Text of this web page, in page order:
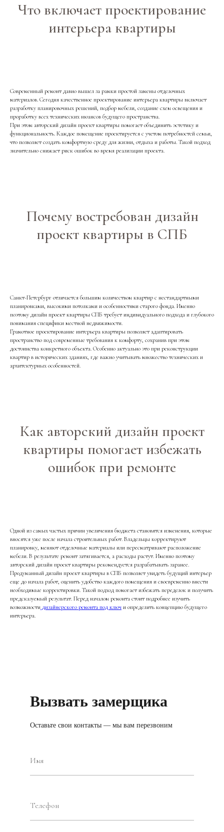
Что включает проектирование
интерьера квартиры
Современный ремонт давно вышел за рамки простой замены отделочных
материалов. Сегодня качественное проектирование интерьера квартиры включает
разработку планировочных решений, подбор мебели, создание схем освещения и
проработку всех технических нюансов будущего пространства.
При этом авторский дизайн проект квартиры помогает объединить эстетику и
функциональность. Каждое помещение проектируется с учетом потребностей семьи,
что позволяет создать комфортную среду для жизни, отдыха и работы. Такой подход
значительно снижает риск ошибок во время реализации проекта.
Почему востребован дизайн
проект квартиры в СПБ
Санкт-Петербург отличается большим количеством квартир с нестандартными
планировками, высокими потолками и особенностями старого фонда. Именно
поэтому дизайн проект квартиры СПБ требует индивидуального подхода и глубокого
понимания специфики местной недвижимости.
Грамотное проектирование интерьера квартиры позволяет адаптировать
пространство под современные требования к комфорту, сохранив при этом
достоинства конкретного объекта. Особенно актуально это при реконструкции
квартир в исторических зданиях, где важно учитывать множество технических и
архитектурных особенностей.
Как авторский дизайн проект
квартиры помогает избежать
ошибок при ремонте
Одной из самых частых причин увеличения бюджета становятся изменения, которые
вносятся уже после начала строительных работ. Владельцы корректируют
планировку, меняют отделочные материалы или пересматривают расположение
мебели. В результате ремонт затягивается, а расходы растут. Именно поэтому
авторский дизайн проект квартиры рекомендуется разрабатывать заранее.
Продуманный дизайн проект квартиры в СПБ позволяет увидеть будущий интерьер
еще до начала работ, оценить удобство каждого помещения и своевременно внести
необходимые корректировки. Такой подход помогает избежать переделок и получить
предсказуемый результат. Перед началом ремонта стоит подробнее изучить
возможности дизайнерского ремонта под ключ и определить концепцию будущего
интерьера.
Вызвать замерщика
Оставьте свои контакты — мы вам перезвоним